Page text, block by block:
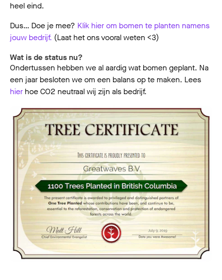
heel eind.
Dus… Doe je mee? Klik hier om bomen te planten namens
jouw bedrijf. (Laat het ons vooral weten <3)
Wat is de status nu?
Ondertussen hebben we al aardig wat bomen geplant. Na
een jaar besloten we om een balans op te maken. Lees
hier hoe CO2 neutraal wij zijn als bedrijf.